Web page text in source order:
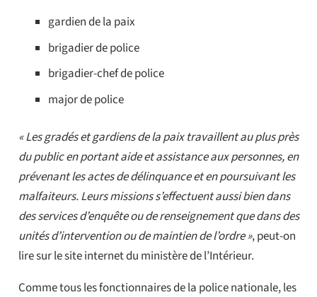
gardien de la paix
brigadier de police
brigadier-chef de police
major de police
« Les gradés et gardiens de la paix travaillent au plus près
du public en portant aide et assistance aux personnes, en
prévenant les actes de délinquance et en poursuivant les
malfaiteurs. Leurs missions s’effectuent aussi bien dans
des services d’enquête ou de renseignement que dans des
unités d’intervention ou de maintien de l’ordre », peut-on
lire sur le site internet du ministère de l’Intérieur.
Comme tous les fonctionnaires de la police nationale, les